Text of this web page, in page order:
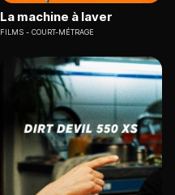
La machine à laver
FILMS COURT-MÉTRAGE